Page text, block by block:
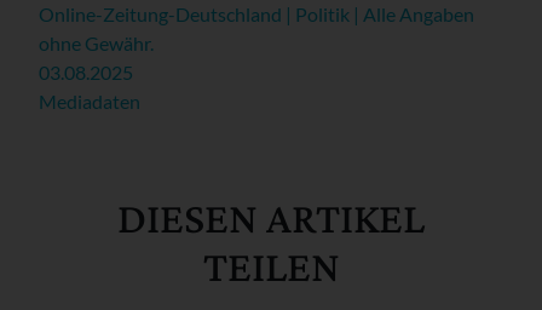
Online-Zeitung-Deutschland | Politik | Alle Angaben
ohne Gewähr.
03.08.2025
Mediadaten
DIESEN ARTIKEL
TEILEN